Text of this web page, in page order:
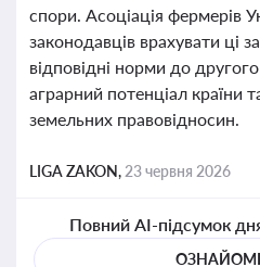
спори. Асоціація фермерів
законодавців врахувати ці
відповідні норми до
аграрний потенціал країни
земельних правовідносин.
LIGA ZAKON, 23 червня 2026
Повний AI-підсумок